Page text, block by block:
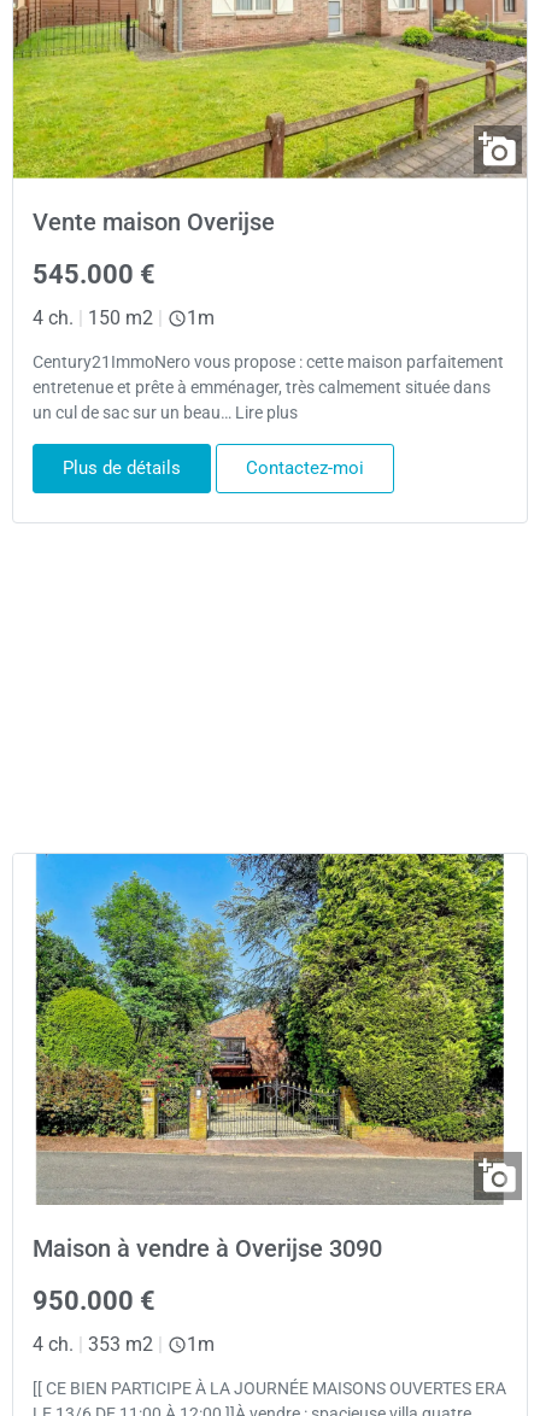
Vente maison Overijse
545.000 €
4 ch. | 150 m2 | 1m
Century21ImmoNero vous propose : cette maison parfaitement
entretenue et prête à emménager, très calmement située dans
un cul de sac sur un beau… Lire plus
Plus de détails Contactez-moi
Maison à vendre à Overijse 3090
950.000 €
4 ch. | 353 m2 | 1m
[[ CE BIEN PARTICIPE À LA JOURNÉE MAISONS OUVERTES ERA